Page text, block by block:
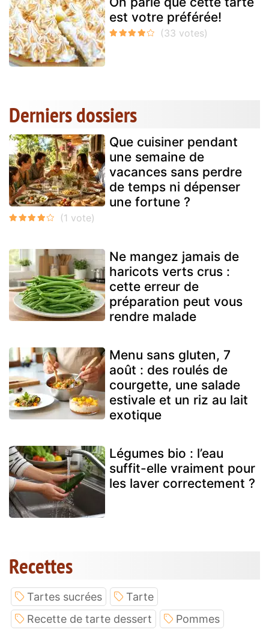
est votre préférée!
Derniers dossiers
Que cuisiner pendant
une semaine de
vacances sans perdre
de temps ni dépenser
une fortune ?
Ne mangez jamais de
haricots verts crus :
cette erreur de
préparation peut vous
rendre malade
Menu sans gluten, 7
août : des roulés de
courgette, une salade
estivale et un riz au lait
exotique
Légumes bio : l’eau
suffit-elle vraiment pour
les laver correctement ?
Recettes
Tartes sucrées
Tarte
Recette de tarte dessert
Pommes